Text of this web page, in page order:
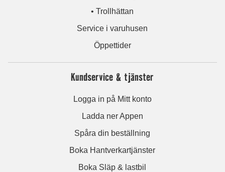
• Trollhättan
Service i varuhusen
Öppettider
Kundservice & tjänster
Logga in på Mitt konto
Ladda ner Appen
Spåra din beställning
Boka Hantverkartjänster
Boka Släp & lastbil